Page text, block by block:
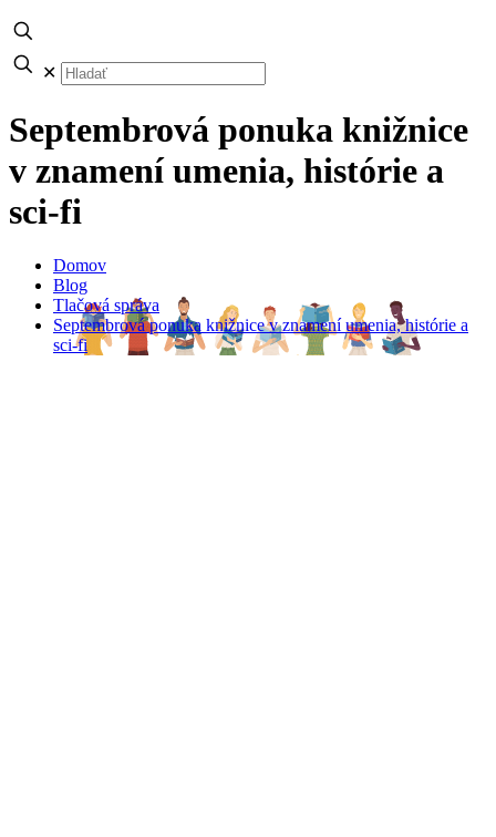
✕
Septembrová ponuka knižnice
v znamení umenia, histórie a
sci-fi
Domov
Blog
Tlačová správa
Septembrová ponuka knižnice v znamení umenia, histórie a
sci-fi